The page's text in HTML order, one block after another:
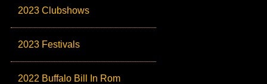
2023 Clubshows
2023 Festivals
2022 Buffalo Bill In Rom